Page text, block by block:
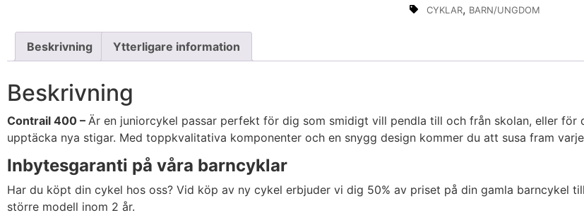
CYKLAR, BARN/UNGDOM
Beskrivning Ytterligare information
Beskrivning
Contrail 400 – Är en juniorcykel passar perfekt för dig som smidigt vill pendla till och från skolan, eller
upptäcka nya stigar. Med toppkvalitativa komponenter och en snygg design kommer du att susa fram
Inbytesgaranti på våra barncyklar
Har du köpt din cykel hos oss? Vid köp av ny cykel erbjuder vi dig 50% av priset på din gamla barncykel
större modell inom 2 år.